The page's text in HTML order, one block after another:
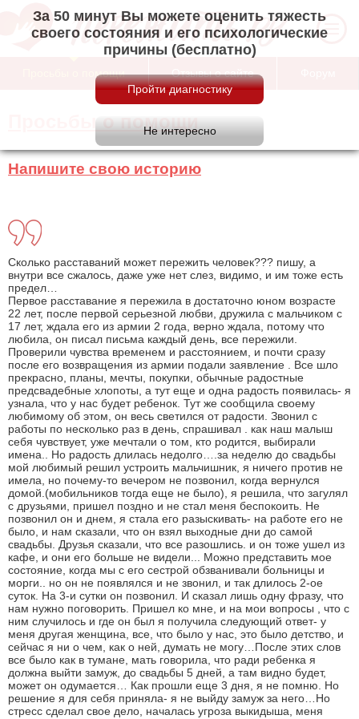
За 50 минут Вы можете оценить тяжесть
своего состояния и его психологические
причины (бесплатно)
Просьбы о помощи Отзывы о сайте
Просьбы о помощи
Напишите свою историю
Сколько расставаний может пережить человек??? пишу, а
внутри все сжалось, даже уже нет слез, видимо, и им тоже есть
предел…
Первое расставание я пережила в достаточно юном возрасте
22 лет, после первой серьезной любви, дружила с мальчиком с
17 лет, ждала его из армии 2 года, верно ждала, потому что
любила, он писал письма каждый день, все пережили.
Проверили чувства временем и расстоянием, и почти сразу
после его возвращения из армии подали заявление . Все шло
прекрасно, планы, мечты, покупки, обычные радостные
предсвадебные хлопоты, а тут еще и одна радость появилась- я
узнала, что у нас будет ребенок. Тут же сообщила своему
любимому об этом, он весь светился от радости. Звонил с
работы по несколько раз в день, спрашивал . как наш малыш
себя чувствует, уже мечтали о том, кто родится, выбирали
имена.. Но радость длилась недолго….за неделю до свадьбы
мой любимый решил устроить мальчишник, я ничего против не
имела, но почему-то вечером не позвонил, когда вернулся
домой.(мобильников тогда еще не было), я решила, что загулял
с друзьями, пришел поздно и не стал меня беспокоить. Не
позвонил он и днем, я стала его разыскивать- на работе его не
было, и нам сказали, что он взял выходные дни до самой
свадьбы. Друзья сказали, что все разошлись. и он тоже ушел из
кафе, и они его больше не видели... Можно представить мое
состояние, когда мы с его сестрой обзванивали больницы и
морги.. но он не появлялся и не звонил, и так длилось 2-ое
суток. На 3-и сутки он позвонил. И сказал лишь одну фразу, что
нам нужно поговорить. Пришел ко мне, и на мои вопросы , что с
ним случилось и где он был я получила следующий ответ- у
меня другая женщина, все, что было у нас, это было детство, и
сейчас я ни о чем, как о ней, думать не могу…После этих слов
все было как в тумане, мать говорила, что ради ребенка я
должна выйти замуж, до свадьбы 5 дней, а там видно будет,
может он одумается… Как прошли еще 3 дня, я не помню. Но
решение я для себя приняла- я не выйду замуж за него…Но
стресс сделал свое дело, началась угроза выкидыша, меня